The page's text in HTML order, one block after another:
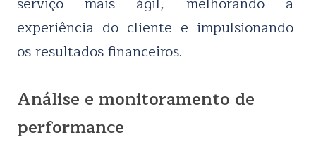
experiência do cliente e impulsionando
os resultados financeiros.
Análise e monitoramento de
performance